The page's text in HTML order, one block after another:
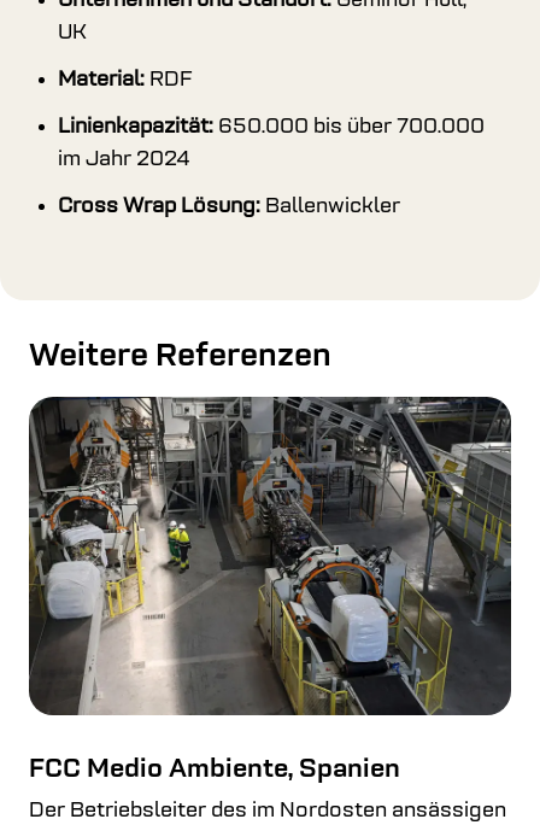
UK
Material: RDF
Linienkapazität: 650.000 bis über 700.000
im Jahr 2024
Cross Wrap Lösung: Ballenwickler
Weitere Referenzen
FCC Medio Ambiente, Spanien
Der Betriebsleiter des im Nordosten ansässigen